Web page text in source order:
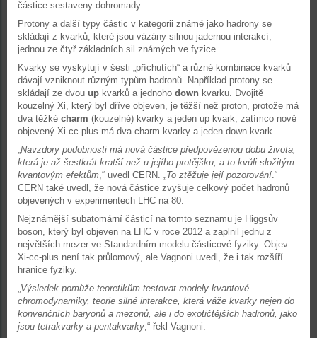
částice sestaveny dohromady.
Protony a další typy částic v kategorii známé jako hadrony se
skládají z kvarků, které jsou vázány silnou jadernou interakcí,
jednou ze čtyř základních sil známých ve fyzice.
Kvarky se vyskytují v šesti „příchutích“ a různé kombinace kvarků
dávají vzniknout různým typům hadronů. Například protony se
skládají ze dvou up kvarků a jednoho down kvarku. Dvojitě
kouzelný Xi, který byl dříve objeven, je těžší než proton, protože má
dva těžké charm (kouzelné) kvarky a jeden up kvark, zatímco nově
objevený Xi-cc-plus má dva charm kvarky a jeden down kvark.
Navzdory podobnosti má nová částice předpovězenou dobu života,
která je až šestkrát kratší než u jejího protějšku, a to kvůli složitým
kvantovým efektům ,“ uvedl CERN. „ To ztěžuje její pozorování.“
CERN také uvedl, že nová částice zvyšuje celkový počet hadronů
objevených v experimentech LHC na 80.
Nejznámější subatomární částicí na tomto seznamu je Higgsův
boson, který byl objeven na LHC v roce 2012 a zaplnil jednu z
největších mezer ve Standardním modelu částicové fyziky. Objev
Xi-cc-plus není tak průlomový, ale Vagnoni uvedl, že i tak rozšíří
hranice fyziky.
Výsledek pomůže teoretikům testovat modely kvantové
chromodynamiky, teorie silné interakce, která váže kvarky nejen do
konvenčních baryonů a mezonů, ale i do exotičtějších hadronů, jako
jsou tetrakvarky a pentakvarky ,“ řekl Vagnoni.